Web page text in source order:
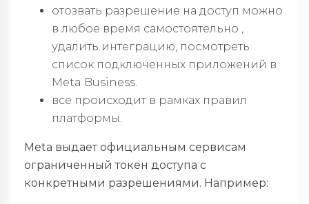
отозвать разрешение на доступ можно
в любое время самостоятельно ,
удалить интеграцию, посмотреть
список подключенных приложений в
Meta Business.
все происходит в рамках правил
платформы.
Meta выдает официальным сервисам
ограниченный токен доступа с
конкретными разрешениями. Например: